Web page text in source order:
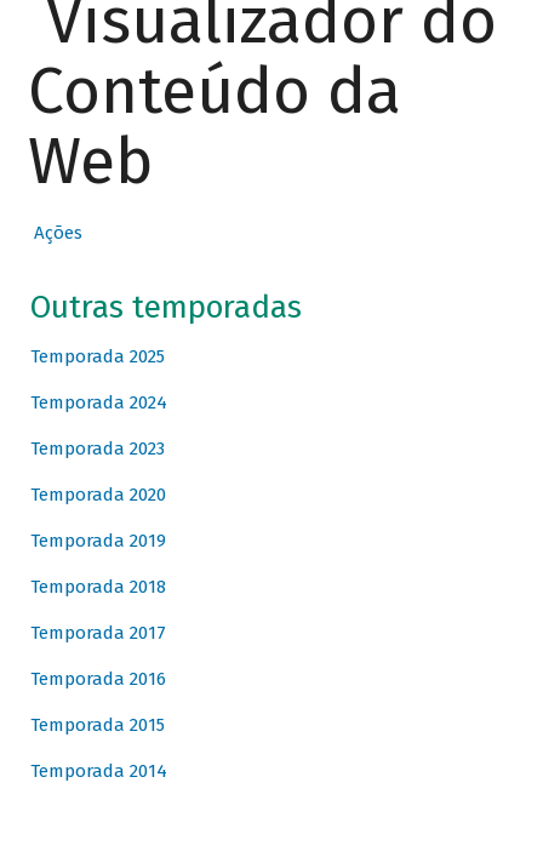
Visualizador do
Conteúdo da
Web
Ações
Outras temporadas
Temporada 2025
Temporada 2024
Temporada 2023
Temporada 2020
Temporada 2019
Temporada 2018
Temporada 2017
Temporada 2016
Temporada 2015
Temporada 2014